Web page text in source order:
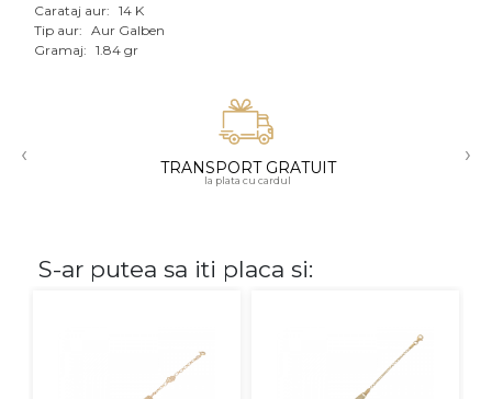
Aur mixt
18K
Carataj aur: 14 K
Tip aur: Aur Galben
Gramaj: 1.84 gr
‹ TRANSPORT GRATUIT
la plata cu cardul
›
S-ar putea sa iti placa si: